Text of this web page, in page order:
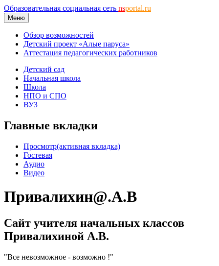
Образовательная социальная сеть nsportal.ru
Меню
Обзор возможностей
Детский проект «Алые паруса»
Аттестация педагогических работников
Детский сад
Начальная школа
Школа
НПО и СПО
ВУЗ
Главные вкладки
Просмотр(активная вкладка)
Гостевая
Аудио
Видео
Привалихин@.А.В
Сайт учителя начальных классов
Привалихиной А.В.
"Все невозможное - возможно !"